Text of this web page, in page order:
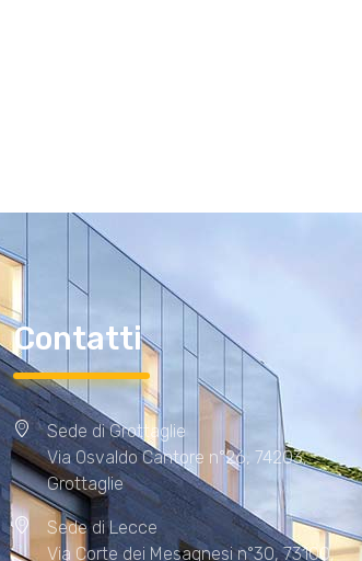
Contatti
Sede di Grottaglie
Via Osvaldo Cantore n°26, 74203,
Grottaglie
Sede di Lecce
Via Corte dei Mesagnesi n°30, 73100,